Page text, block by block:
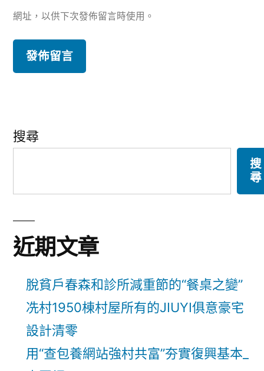
網址，以供下次發佈留言時使用。
搜尋
搜
尋
近期文章
脫貧戶春森和診所減重節的“餐桌之變”
冼村1950棟村屋所有的JIUYI俱意豪宅
設計清零
用“查包養網站強村共富”夯實復興基本_